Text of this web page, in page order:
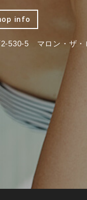
info
530-5 マロン・ザ・